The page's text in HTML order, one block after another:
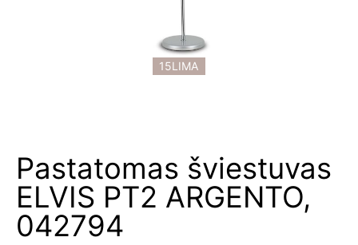
15LIMA
Pastatomas šviestuvas
ELVIS PT2 ARGENTO,
042794